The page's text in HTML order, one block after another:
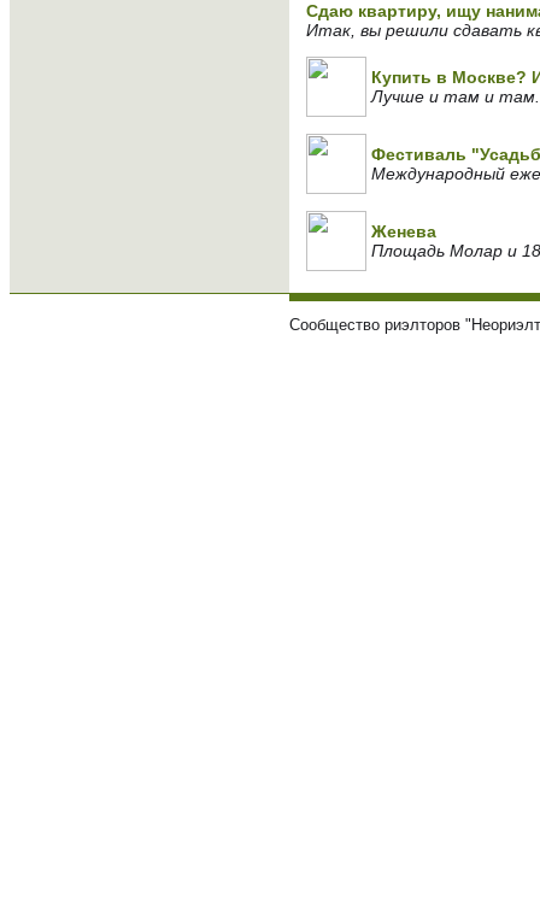
Сдаю квартиру, ищу
Итак, вы решили сдавать
Купить в Москве?
Лучше и там и
Фестиваль
Международный
Женева
Площадь Молар и
Сообщество риэлторов